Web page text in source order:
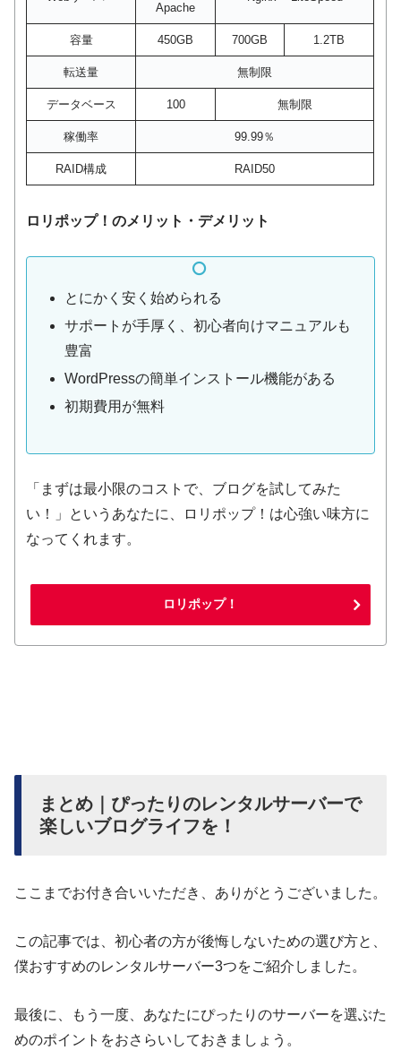
Apache
容量 450GB 700GB 1.2TB
転送量 無制限
データベース 100 無制限
稼働率 99.99％
RAID構成 RAID50
ロリポップ！のメリット・デメリット
とにかく安く始められる
サポートが手厚く、初心者向けマニュアルも
豊富
WordPressの簡単インストール機能がある
初期費用が無料
「まずは最小限のコストで、ブログを試してみた
い！」というあなたに、ロリポップ！は心強い味方に
なってくれます。
ロリポップ！
まとめ｜ぴったりのレンタルサーバーで
楽しいブログライフを！
ここまでお付き合いいただき、ありがとうございました。
この記事では、初心者の方が後悔しないための選び方と、
僕おすすめのレンタルサーバー3つをご紹介しました。
最後に、もう一度、あなたにぴったりのサーバーを選ぶた
めのポイントをおさらいしておきましょう。